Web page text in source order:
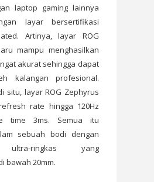
laptop gaming lainnya
layar bersertifikasi
Artinya, layar ROG
mampu menghasilkan
akurat sehingga dapat
kalangan profesional.
situ, layar ROG Zephyrus
rate hingga 120Hz
time 3ms. Semua itu
sebuah bodi dengan
ultra-ringkas yang
bawah 20mm.